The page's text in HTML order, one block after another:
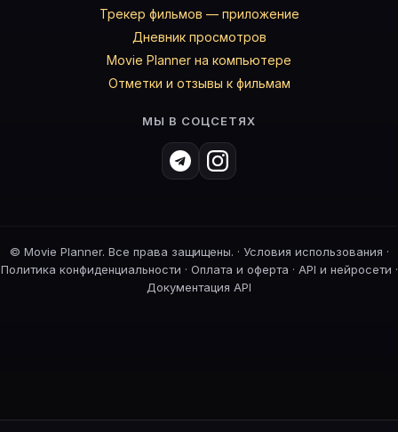
Трекер фильмов — приложение
Дневник просмотров
Movie Planner на компьютере
Отметки и отзывы к фильмам
МЫ В СОЦСЕТЯХ
© Movie Planner. Все права защищены. · Условия использования ·
Политика конфиденциальности · Оплата и оферта · API и нейросети ·
Документация API